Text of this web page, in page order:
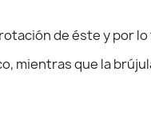
de éste y por
mientras que la